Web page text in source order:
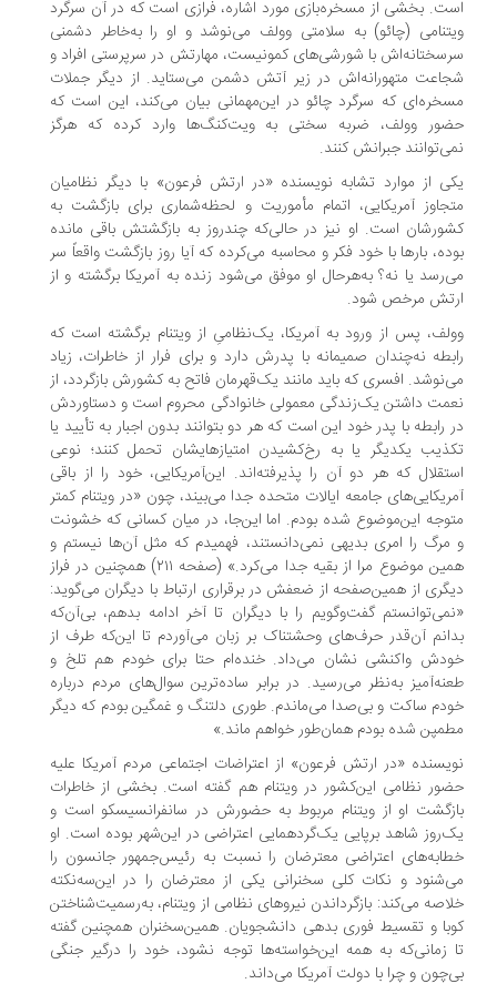
بخشی از مسخره‌بازی مورد اشاره، فرازی است که در آن سرگرد
(چائو) به سلامتی وولف می‌نوشد و او را به‌خاطر دشمنی
با شورشی‌های کمونیست، مهارتش در سرپرستی افراد و
متهورانه‌اش در زیر آتش دشمن می‌ستاید. از دیگر جملات
که سرگرد چائو در این‌مهمانی بیان می‌کند، این است که
وولف، ضربه سختی به ویت‌کنگ‌ها وارد کرده که هرگز
جبرانش کنند.
از موارد تشابه نویسنده «در ارتش فرعون» با دیگر نظامیان
آمریکایی، اتمام مأموریت و لحظه‌شماری برای بازگشت به
است. او نیز در حالی‌که چندروز به بازگشتش باقی مانده
بارها با خود فکر و محاسبه می‌کرده که آیا روز بازگشت واقعاً سر
یا نه؟ به‌هرحال او موفق می‌شود زنده به آمریکا برگشته و از
مرخص شود.
پس از ورود به آمریکا، یک‌نظامیِ از ویتنام برگشته است که
نه‌چندان صمیمانه با پدرش دارد و برای فرار از خاطرات، زیاد
افسری که باید مانند یک‌قهرمان فاتح به کشورش بازگردد، از
داشتن یک‌زندگی معمولی خانوادگی محروم است و دستاوردش
رابطه با پدر خود این است که هر دو بتوانند بدون اجبار به تأیید یا
یکدیگر یا به رخ‌کشیدن امتیازهایشان تحمل کنند؛ نوعی
که هر دو آن را پذیرفته‌اند. این‌آمریکایی، خود را از باقی
جامعه ایالات متحده جدا می‌بیند، چون «در ویتنام کمتر
این‌موضوع شده بودم. اما این‌جا، در میان کسانی که خشونت
را امری بدیهی نمی‌دانستند، فهمیدم که مثل آن‌ها نیستم و
همین موضوع مرا از بقیه جدا می‌کرد.» (صفحه ۲۱۱) همچنین در فراز
از همین‌صفحه از ضعفش در برقراری ارتباط با دیگران می‌گوید:
گفت‌وگویم را با دیگران تا آخر ادامه بدهم، بی‌آن‌که
آن‌قدر حرف‌های وحشتناک بر زبان می‌آوردم تا این‌که طرف از
واکنشی نشان می‌داد. خنده‌ام حتا برای خودم هم تلخ و
به‌نظر می‌رسید. در برابر ساده‌ترین سوال‌های مردم درباره
ساکت و بی‌صدا می‌ماندم. طوری دلتنگ و غمگین بودم که دیگر
شده بودم همان‌طور خواهم ماند.»
«در ارتش فرعون» از اعتراضات اجتماعی مردم آمریکا علیه
نظامی این‌کشور در ویتنام هم گفته است. بخشی از خاطرات
او از ویتنام مربوط به حضورش در سانفرانسیسکو است و
شاهد برپایی یک‌گردهمایی اعتراضی در این‌شهر بوده است. او
اعتراضی معترضان را نسبت به رئیس‌جمهور جانسون را
و نکات کلی سخنرانی یکی از معترضان را در این‌سه‌نکته
می‌کند: بازگرداندن نیروهای نظامی از ویتنام، به‌رسمیت‌شناختن
و تقسیط فوری بدهی دانشجویان. همین‌سخنران همچنین گفته
زمانی‌که به همه این‌خواسته‌ها توجه نشود، خود را درگیر جنگی
و چرا با دولت آمریکا می‌داند.